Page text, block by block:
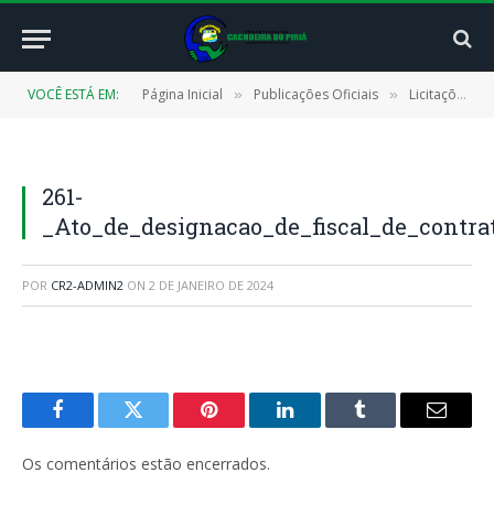
VOCÊ ESTÁ EM: Página Inicial » Publicações Oficiais » Licitações
261-
POR CR2-ADMIN2 ON 2 DE JANEIRO DE 2024
FacebookTwitter Pinterest LinkedInTumblr
E-
Os comentários estão encerrados.